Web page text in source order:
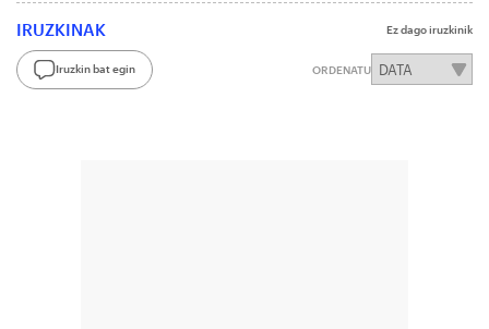
IRUZKINAK Ez dago iruzkinik
Iruzkin bat egin ORDENATU